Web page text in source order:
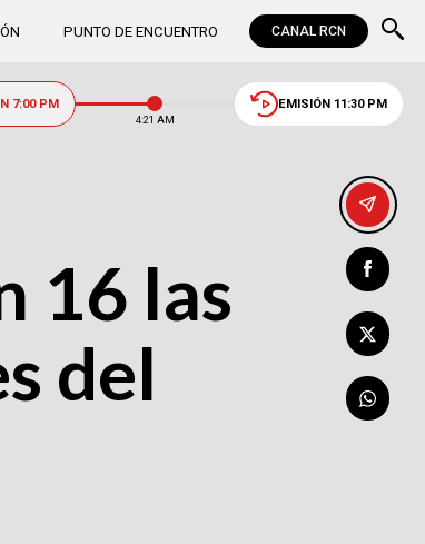
PUNTO DE ENCUENTRO CANAL RCN
7:00 PM
4:21 AM
EMISIÓN 11:30 PM
16 las
del